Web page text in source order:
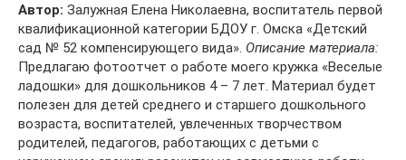
Автор: Залужная Елена Николаевна, воспитатель первой
квалификационной категории БДОУ г. Омска «Детский
сад № 52 компенсирующего вида». Описание материала:
Предлагаю фотоотчет о работе моего кружка «Веселые
ладошки» для дошкольников 4 – 7 лет. Материал будет
полезен для детей среднего и старшего дошкольного
возраста, воспитателей, увлеченных творчеством
родителей, педагогов, работающих с детьми с